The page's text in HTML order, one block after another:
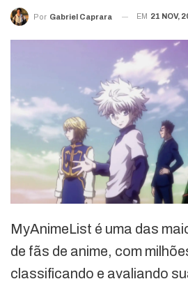
Por Gabriel Caprara EM 21 NOV,
MyAnimeList é uma das
de fãs de anime, com
classificando e avaliando